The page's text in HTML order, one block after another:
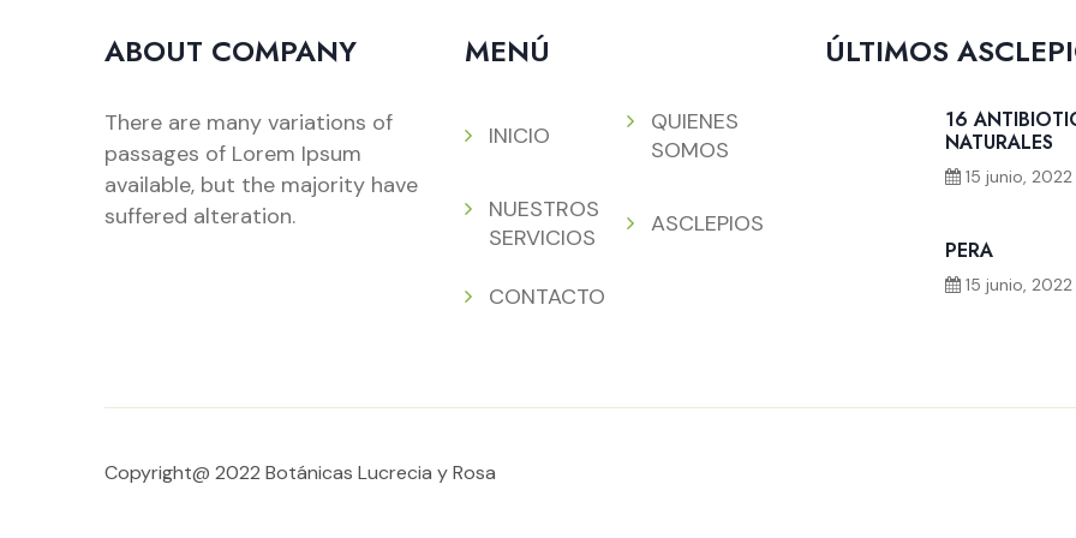
ABOUT COMPANY
There are many variations of
passages of Lorem Ipsum
available, but the majority have
suffered alteration.
MENÚ
INICIO
QUIENES
SOMOS
NUESTROS
SERVICIOS
ASCLEPIOS
CONTACTO
ÚLTIMOS
16
NATURALES
15 junio, 2022
PERA
15 junio, 2022
Copyright@ 2022 Botánicas Lucrecia y Rosa